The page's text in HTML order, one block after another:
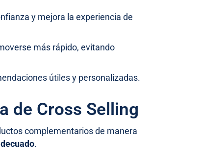
y mejora la experiencia de
más rápido, evitando
útiles y personalizadas.
de Cross Selling
complementarios de manera
.